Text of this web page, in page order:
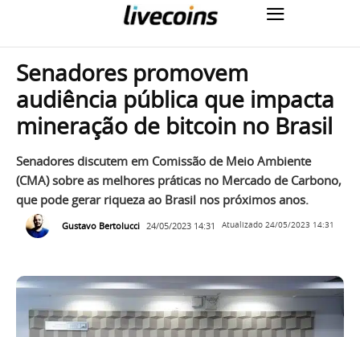
Senadores promovem
audiência pública que impacta
mineração de bitcoin no Brasil
Senadores discutem em Comissão de Meio Ambiente
(CMA) sobre as melhores práticas no Mercado de Carbono,
que pode gerar riqueza ao Brasil nos próximos anos.
Gustavo Bertolucci 24/05/2023 14:31 Atualizado 24/05/2023 14:31